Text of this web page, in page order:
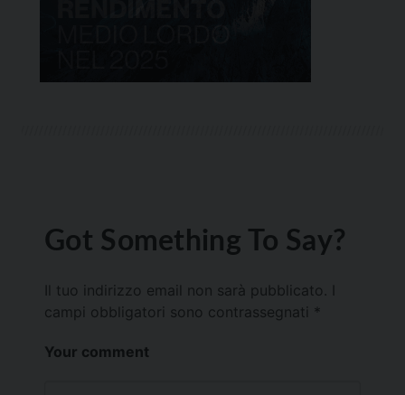
Got Something To Say?
Il tuo indirizzo email non sarà pubblicato.
campi obbligatori sono contrassegnati *
Your comment